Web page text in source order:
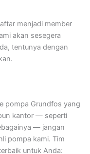
menjadi member
akan sesegera
tentunya dengan
pompa Grundfos yang
kantor — seperti
— jangan
pompa kami. Tim
untuk Anda: